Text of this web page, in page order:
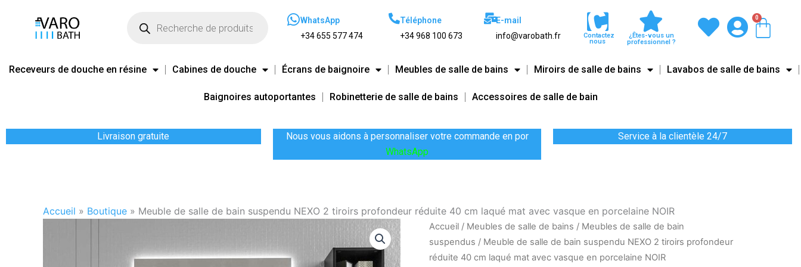
contenu
produits
WhatsApp
+34 655 577 474
Téléphone
+34 968 100 673
E-mail
info@varobath.fr
Contactez
nous
¿Êtes-vous un
professionnel ?
0
Receveurs de douche en résine Cabines de douche Écrans de baignoire Meubles de salle de bains Miroirs de salle de bains Lavabos de salle de bains
Baignoires autoportantes Robinetterie de salle de bains Accessoires de salle de bain
Livraison gratuite
Nous vous aidons à personnaliser votre commande en por
WhatsApp
Service à la clientèle 24/7
Accueil » Boutique » Meuble de salle de bain suspendu NEXO 2 tiroirs profondeur réduite 40 cm laqué mat avec vasque en porcelaine NOIR
Accueil / Meubles de salle de bains / Meubles de salle de bain
suspendus / Meuble de salle de bain suspendu NEXO 2 tiroirs profondeur
réduite 40 cm laqué mat avec vasque en porcelaine NOIR
quantité
de
Meuble